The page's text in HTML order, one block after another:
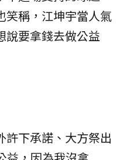
笑稱，江坤宇當人氣
說要拿錢去做公益
許下承諾、大方祭出